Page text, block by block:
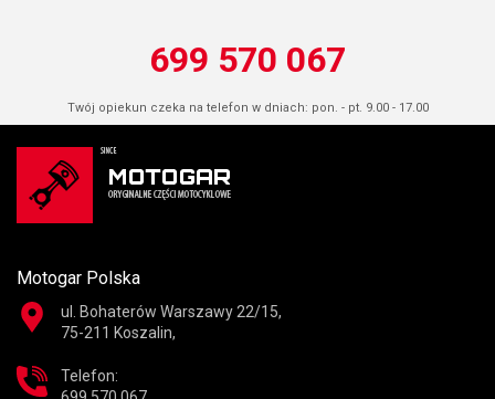
699 570 067
Twój opiekun czeka na telefon w dniach: pon. - pt. 9.00 - 17.00
Motogar Polska
ul. Bohaterów Warszawy 22/15,
75-211 Koszalin,
Telefon: